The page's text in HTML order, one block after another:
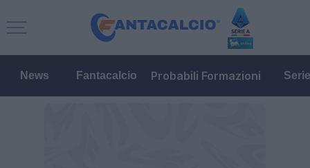
News Fantacalcio Probabili Formazioni